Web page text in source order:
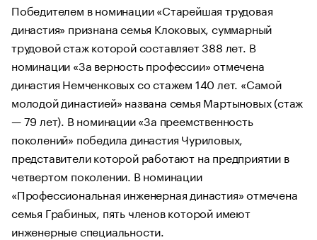
Победителем в номинации «Старейшая трудовая
династия» признана семья Клоковых, суммарный
трудовой стаж которой составляет 388 лет. В
номинации «За верность профессии» отмечена
династия Немченковых со стажем 140 лет. «Самой
молодой династией» названа семья Мартыновых (стаж
— 79 лет). В номинации «За преемственность
поколений» победила династия Чуриловых,
представители которой работают на предприятии в
четвертом поколении. В номинации
«Профессиональная инженерная династия» отмечена
семья Грабиных, пять членов которой имеют
инженерные специальности.